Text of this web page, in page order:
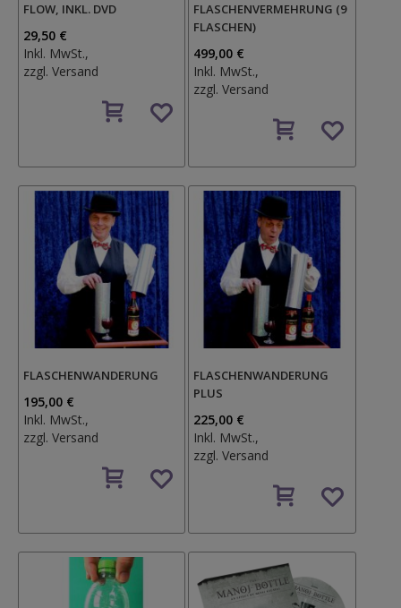
FLOW, INKL. DVD
29,50 €
Inkl. MwSt.,
zzgl. Versand
den
FLASCHENVERMEHRUNG (9
FLASCHEN)
499,00 €
Inkl. MwSt.,
zzgl.Versand
den
FLASCHENWANDERUNG
195,00 €
Inkl. MwSt.,
zzgl. Versand
den
FLASCHENWANDERUNG
PLUS
225,00 €
Inkl. MwSt.,
zzgl.Versand
den